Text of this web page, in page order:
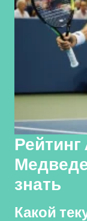
знать
Какой